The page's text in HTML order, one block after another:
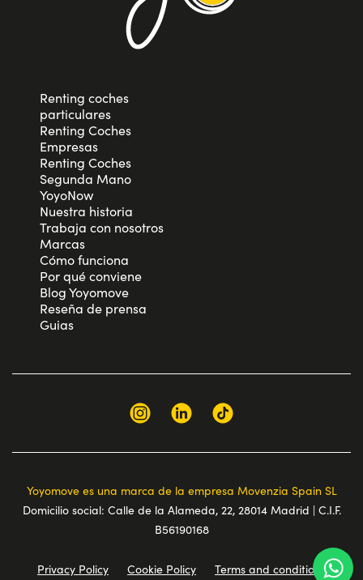
Renting coches
particulares
Renting Coches
Empresas
Renting Coches
Segunda Mano
YoyoNow
Nuestra historia
Trabaja con nosotros
Marcas
Cómo funciona
Por qué conviene
Blog Yoyomove
Reseña de prensa
Guias
Yoyomove es una marca de la empresa Movenzia Spain SL
Domicilio social: Calle de la Alameda, 22, 28014 Madrid | C.I.F.
B56190168
Privacy Policy Cookie Policy Terms and conditions